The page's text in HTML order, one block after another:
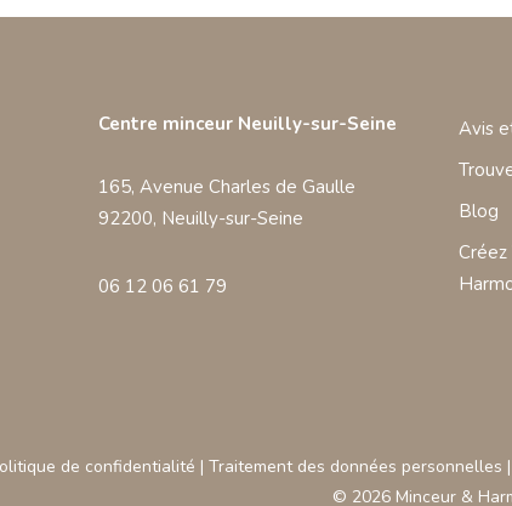
Centre minceur Neuilly-sur-Seine
165, Avenue Charles de Gaulle
92200, Neuilly-sur-Seine
06 12 06 61 79
Avis
Blog
de confidentialité |Traitement des données personnelles |
© 2026 Minceur &